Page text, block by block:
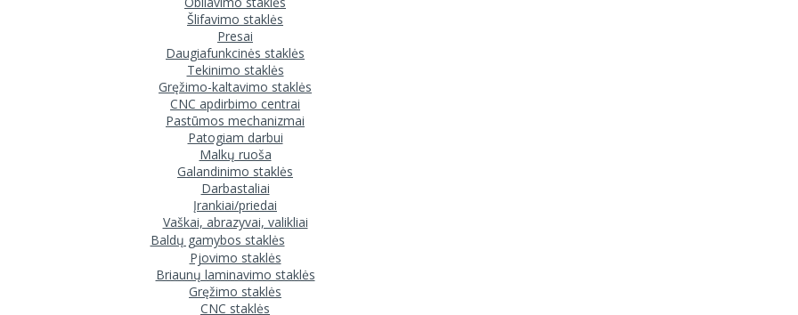
Šlifavimo staklės
Presai
Daugiafunkcinės staklės
Tekinimo staklės
Gręžimo-kaltavimo staklės
CNC apdirbimo centrai
Pastūmos mechanizmai
Patogiam darbui
Malkų ruoša
Galandinimo staklės
Darbastaliai
Įrankiai/priedai
Vaškai, abrazyvai, valikliai
Baldų gamybos staklės
Pjovimo staklės
Briaunų laminavimo staklės
Gręžimo staklės
CNC staklės